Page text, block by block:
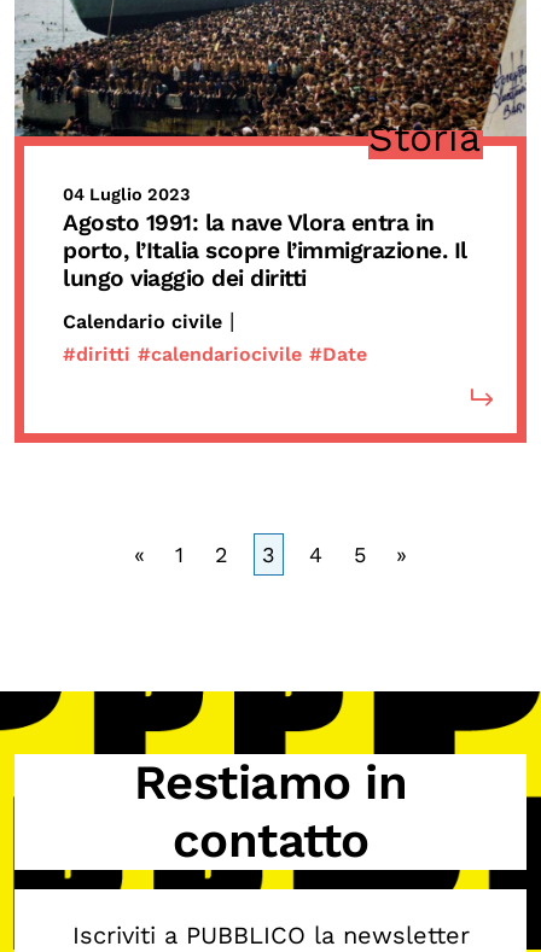
Storia
04 Luglio 2023
Agosto 1991: la nave Vloraentra in
porto, l’Italia scopre l’immigrazione. Il
lungo viaggio dei diritti
Calendario civile |
#diritti #calendariocivile #Date
« 1 2 3 4 5 »
Restiamo in
contatto
Iscriviti a PUBBLICO la newsletter